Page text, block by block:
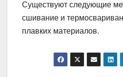
Существуют следующие
сшивание и
плавких материалов.